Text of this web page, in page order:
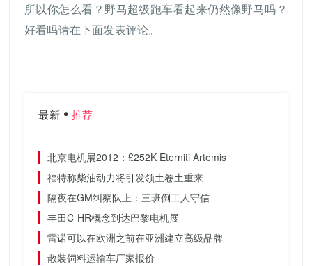
所以你怎么看？野马超级跑车看起来仍然像野马吗？
好看吗请在下面发表评论。
最新 推荐
北京电机展2012：£252K Eterniti Artemis
福特称柴油动力将引发领土卷土重来
隔夜在GM纠察队上：三班倒工人守信
丰田C-HR概念到达巴黎电机展
雷诺可以在欧洲之前在亚洲建立高级品牌
散装饲料运输车厂家报价